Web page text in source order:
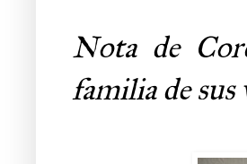
Nota de
familia de